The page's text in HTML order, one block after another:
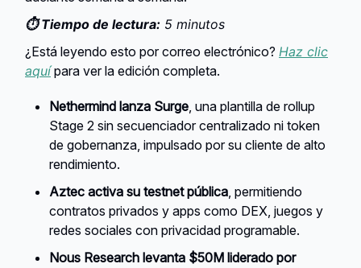
⏱️ Tiempo de lectura: 5 minutos
¿Está leyendo esto por correo electrónico? Haz clic
aquípara ver la edición completa.
Nethermind lanza Surge, una plantilla de rollup
Stage 2 sin secuenciador centralizado ni token
de gobernanza, impulsado por su cliente de alto
rendimiento.
Aztec activa su testnet pública, permitiendo
contratos privados y apps como DEX, juegos y
redes sociales con privacidad programable.
Nous Research levanta $50M liderado por